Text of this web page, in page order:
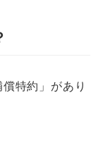
特約」があり